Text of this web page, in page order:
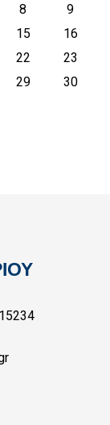
8
9
15
16
22
23
29
30